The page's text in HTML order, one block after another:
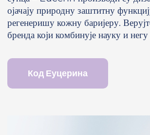
ојачају природну заштитну
регенеришу кожну баријеру.
бренда који комбинује науку и
Код Еуцерина